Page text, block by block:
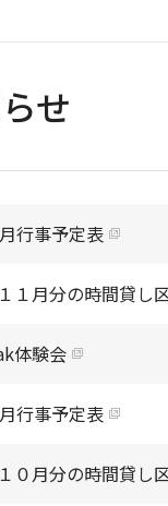
せ
行事予定表
１月分の時間貸し
体験会
行事予定表
０月分の時間貸し